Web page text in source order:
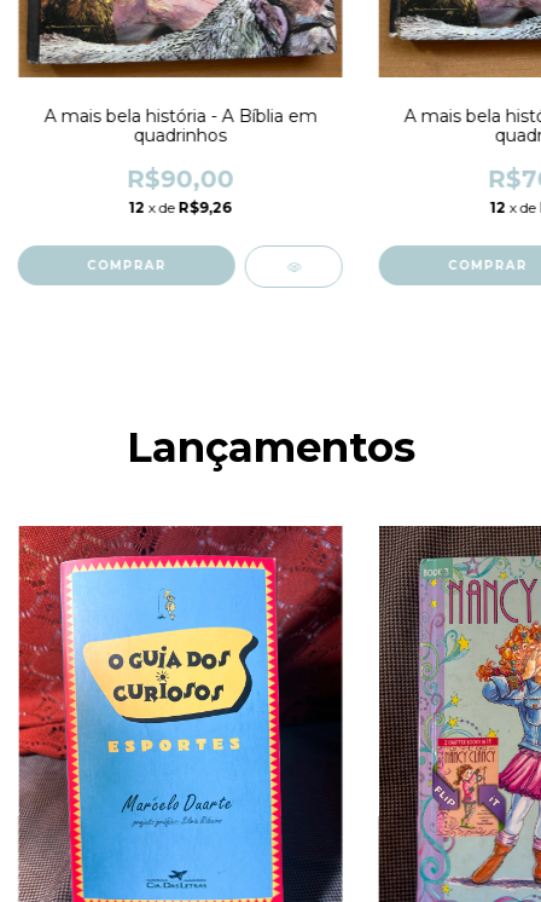
A mais bela história - A Bíblia em
quadrinhos
R$90,00
12 x de R$9,26
A mais bela
12 x de
Lançamentos